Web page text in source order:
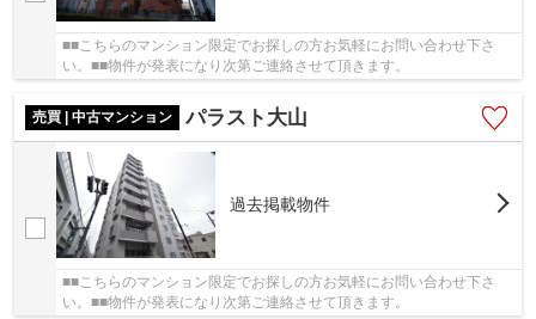
■■こちらのマンション限定でお探しの方お気軽にお問い合わせ下さ
い。■■物件が発表になり次第ご連絡させて頂きます。
売買 | 中古マンション パラスト大山
過去掲載物件
■■こちらのマンション限定でお探しの方お気軽にお問い合わせ下さ
い。■■物件が発表になり次第ご連絡させて頂きます。